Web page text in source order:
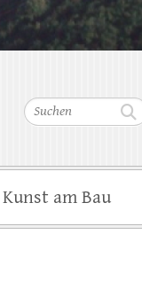
Suchen
Kunst am Bau